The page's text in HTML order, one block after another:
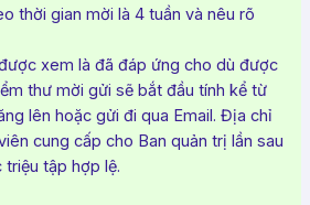
thời gian mời là 4 tuần và nêu rõ
xem là đã đáp ứng cho dù được
thư mời gửi sẽ bắt đầu tính kể từ
lên hoặc gửi đi qua Email. Địa chỉ
cung cấp cho Ban quản trị lần sau
tập hợp lệ.